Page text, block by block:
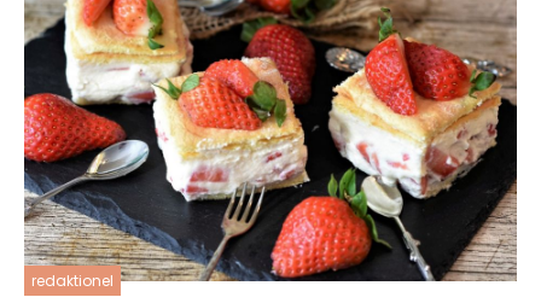
redaktionel